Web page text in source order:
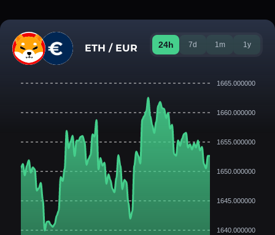
ETH / EUR 24h 7d 1m 1y
1665.000000
1660.000000
1655.000000
1650.000000
1645.000000
1640.000000